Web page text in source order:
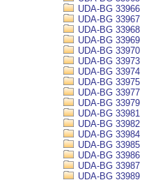
UDA-BG 33966
UDA-BG 33967
UDA-BG 33968
UDA-BG 33969
UDA-BG 33970
UDA-BG 33973
UDA-BG 33974
UDA-BG 33975
UDA-BG 33977
UDA-BG 33979
UDA-BG 33981
UDA-BG 33982
UDA-BG 33984
UDA-BG 33985
UDA-BG 33986
UDA-BG 33987
UDA-BG 33989